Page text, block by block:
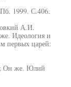
1999. С.406.
А.И.
Идеология и
первых царей:
Он же. Юлий